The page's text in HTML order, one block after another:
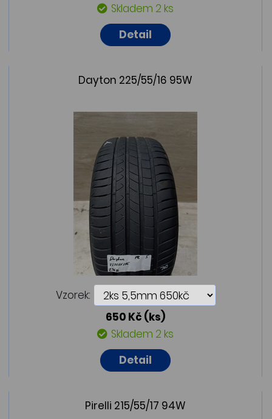
Skladem 2 ks
Detail
Dayton 225/55/16 95W
Vzorek:
650 Kč (ks)
Skladem 2 ks
Detail
Pirelli 215/55/17 94W